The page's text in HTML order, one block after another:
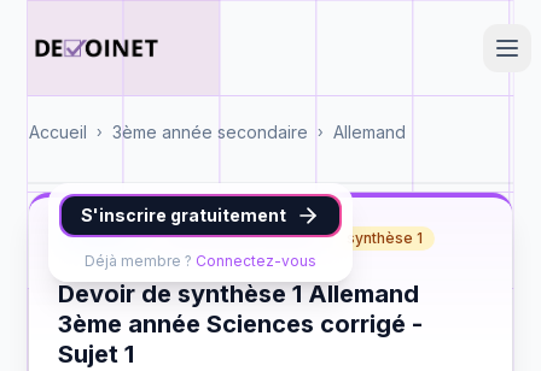
Accueil › 3ème année secondaire › Allemand
S'inscrire gratuitement
Déjà membre ? Connectez-vous
Allemand 3ème année Sciences synthèse 1
Devoir de synthèse 1 Allemand
3ème année Sciences corrigé -
Sujet 1